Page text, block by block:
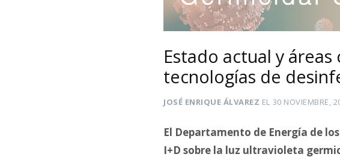
Estado actual y
tecnologías de
JOSÉ ENRIQUE ÁLVAREZ EL 30 NOVIEMBRE,
El Departamento de Energía de
I+D sobre la luz ultravioleta